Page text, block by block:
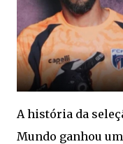
A história da
Mundo ganhou